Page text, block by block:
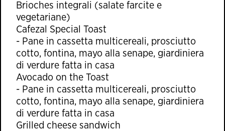
Brioches integrali (salate farcite e
vegetariane)
Cafezal Special Toast
- Pane in cassetta multicereali, prosciutto
cotto, fontina, mayo alla senape, giardiniera
di verdure fatta in casa
Avocado on the Toast
- Pane in cassetta multicereali, prosciutto
cotto, fontina, mayo alla senape, giardiniera
di verdure fatta in casa
Grilled cheese sandwich